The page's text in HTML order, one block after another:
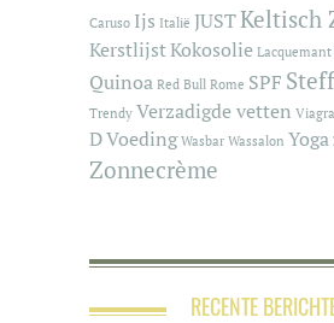
Caruso Ijs Italië JUSTKeltisch
KerstlijstKokosolie Lacquemant
Quinoa Red Bull Rome SPF
Trendy Verzadigde vetten
DVoeding Wasbar Wassalon Yoga
Zonnecrème
RECENTE